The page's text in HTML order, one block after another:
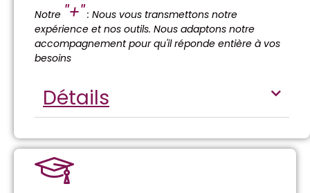
Notre "+" : Nous vous transmettons notre
expérience et nos outils. Nous adaptons notre
accompagnement pour qu'il réponde entière à vos
besoins
Détails